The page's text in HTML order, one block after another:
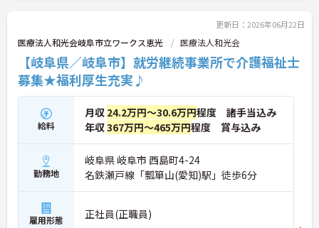
更新日：2026年06月22日
医療法人和光会岐阜市立ワークス恵光 医療法人和光会
【岐阜県／岐阜市】就労継続事業所で介護福祉士
募集★福利厚生充実♪
給料
月収 24.2万円～30.6万円程度 諸手当込み
年収367万円～465万円程度 賞与込み
勤務地
岐阜県 岐阜市 西島町4-24
名鉄瀬戸線「瓢箪山(愛知)駅」徒歩6分
雇用形態 正社員(正職員)